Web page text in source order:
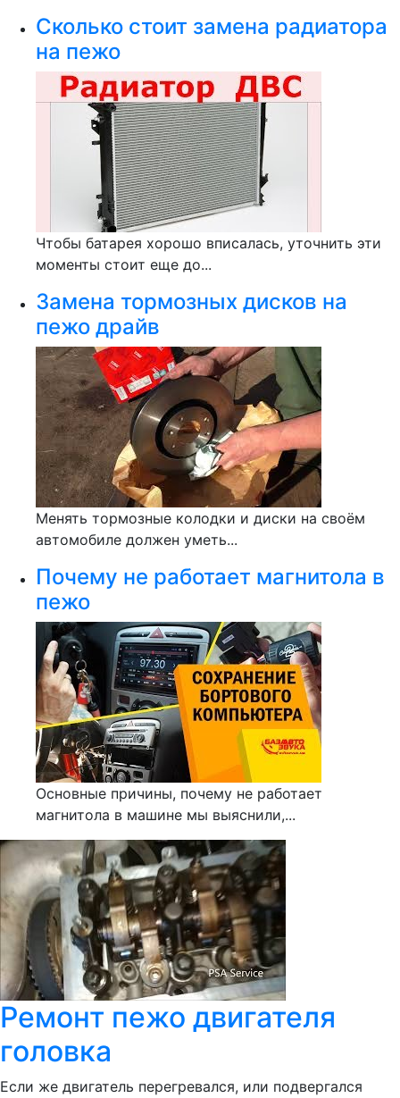
Сколько стоит замена радиатора
на пежо
Чтобы батарея хорошо вписалась, уточнить эти
моменты стоит еще до...
Замена тормозных дисков на
пежо драйв
Менять тормозные колодки и диски на своём
автомобиле должен уметь...
Почему не работает магнитола в
пежо
Основные причины, почему не работает
магнитола в машине мы выяснили,...
Ремонт пежо двигателя
головка
Если же двигатель перегревался, или подвергался